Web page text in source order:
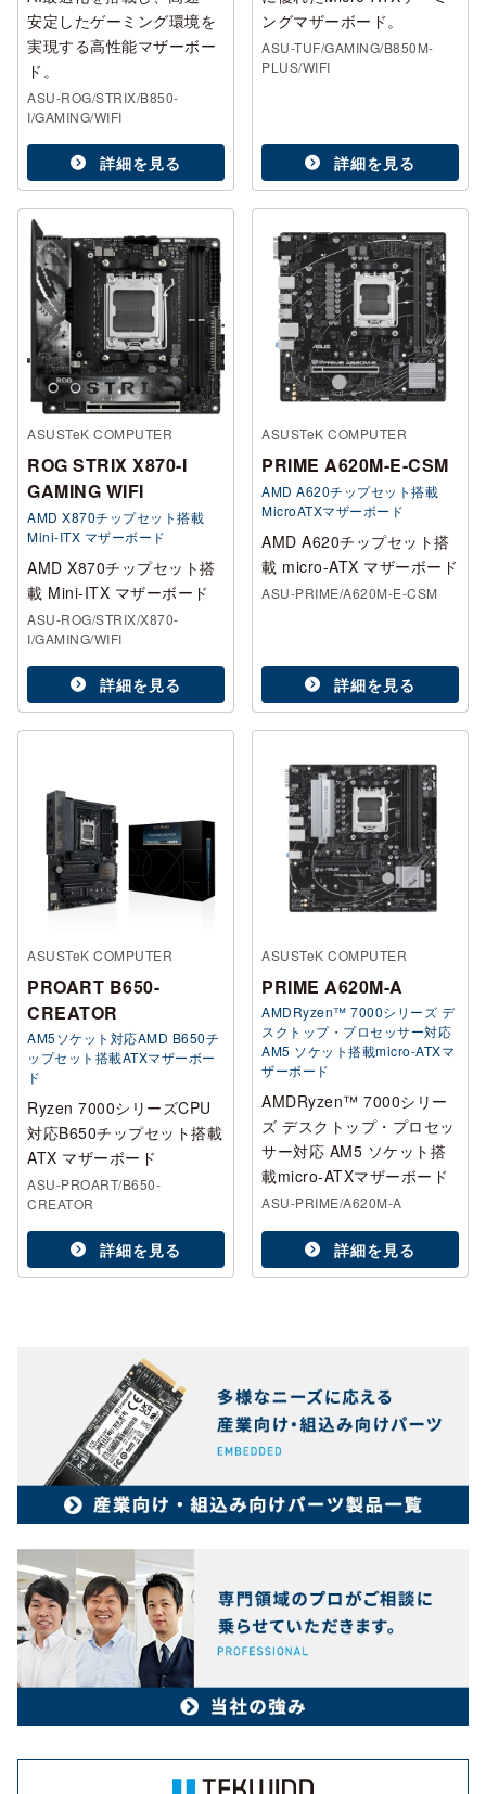
安定したゲーミング環境を
実現する高性能マザーボー
ド。
ASU-ROG/STRIX/B850-
I/GAMING/WIFI
詳細を見る
ングマザーボード。
ASU-TUF/GAMING/B850M-
PLUS/WIFI
詳細を見る
ASUSTeK COMPUTER
ROG STRIX X870-I
GAMING WIFI
AMD X870チップセット搭載
Mini-ITX マザーボード
AMD X870チップセット搭
載 Mini-ITX マザーボード
ASU-ROG/STRIX/X870-
I/GAMING/WIFI
詳細を見る
ASUSTeK COMPUTER
PRIME A620M-E-CSM
AMD A620チップセット搭載
MicroATXマザーボード
AMD A620チップセット搭
載 micro-ATX マザーボード
ASU-PRIME/A620M-E-CSM
詳細を見る
ASUSTeK COMPUTER
PROART B650-
CREATOR
AM5ソケット対応AMD B650チ
ップセット搭載ATXマザーボー
ド
Ryzen 7000シリーズCPU
対応B650チップセット搭載
ATX マザーボード
ASU-PROART/B650-
CREATOR
詳細を見る
ASUSTeK COMPUTER
PRIME A620M-A
AMDRyzen™ 7000シリーズ デ
スクトップ・プロセッサー対応
AM5 ソケット搭載micro-ATXマ
ザーボード
AMDRyzen™ 7000シリー
ズ デスクトップ・プロセッ
サー対応 AM5 ソケット搭
載micro-ATXマザーボード
ASU-PRIME/A620M-A
詳細を見る